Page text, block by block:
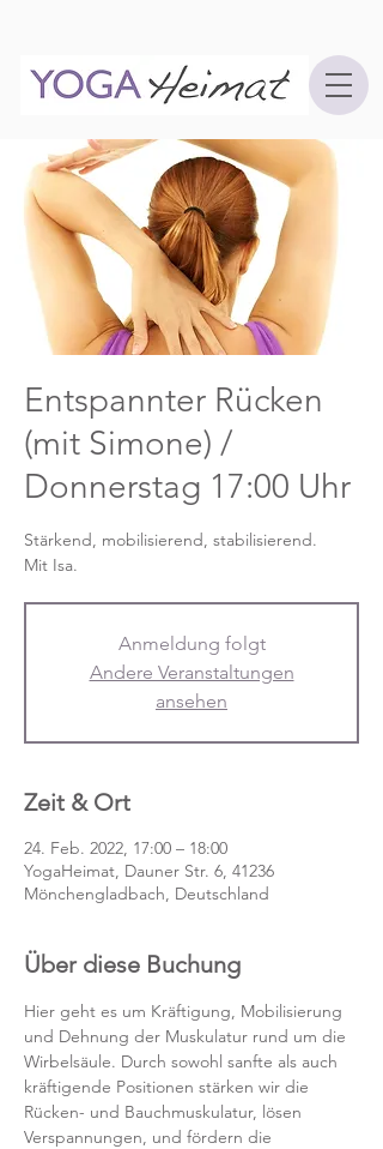
Entspannter Rücken
(mit Simone) /
Donnerstag 17:00 Uhr
Stärkend, mobilisierend, stabilisierend.
Mit Isa.
Anmeldung folgt
Andere Veranstaltungen
ansehen
Zeit & Ort
24. Feb. 2022, 17:00 – 18:00
YogaHeimat, Dauner Str. 6, 41236
Mönchengladbach, Deutschland
Über diese Buchung
Hier geht es um Kräftigung, Mobilisierung
und Dehnung der Muskulatur rund um die
Wirbelsäule. Durch sowohl sanfte als auch
kräftigende Positionen stärken wir die
Rücken- und Bauchmuskulatur, lösen
Verspannungen, und fördern die